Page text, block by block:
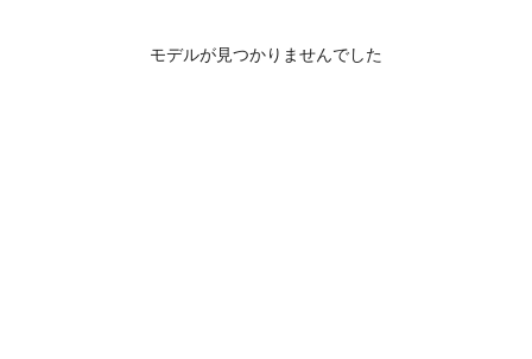
モデルが見つかりませんでした